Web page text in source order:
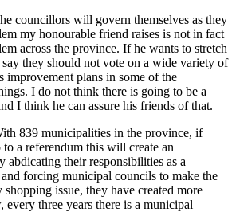
councillors will govern themselves as they
my honourable friend raises is not in fact
across the province. If he wants to stretch
they should not vote on a wide variety of
improvement plans in some of the
I do not think there is going to be a
I think he can assure his friends of that.
839 municipalities in the province, if
a referendum this will create an
abdicating their responsibilities as a
forcing municipal councils to make the
issue, they have created more
three years there is a municipal